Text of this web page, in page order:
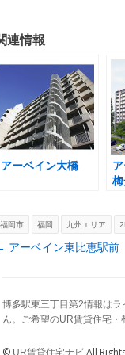
連情報
アーベイン大橋
梅
福岡市 福岡 九州エリア
navigation
アーベイン東比恵駅前
博多駅東三丁目第2情報は
ん。ご希望のUR賃貸住宅・